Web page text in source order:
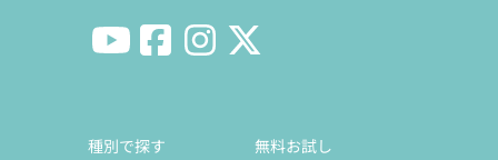
種別で探す
無料お試し